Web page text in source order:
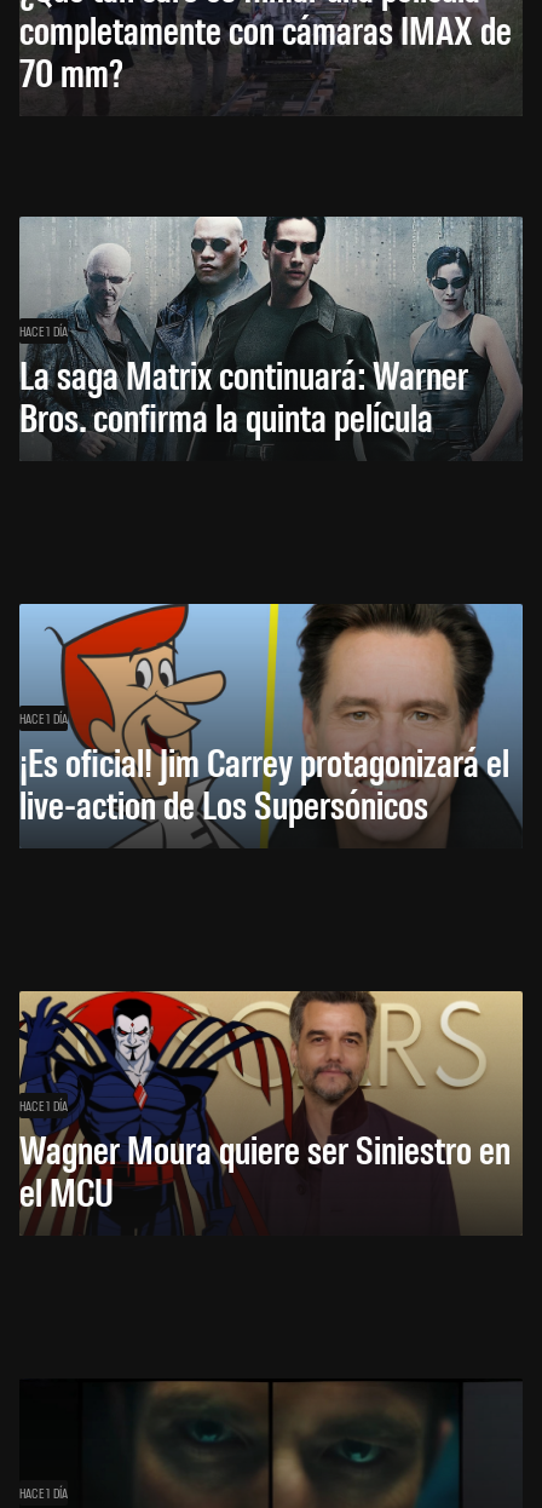
completamente con cámaras IMAX de
70 mm?
HACE 1 DÍA
La saga Matrix continuará: Warner
Bros. confirma la quinta película
HACE 1 DÍA
¡Es oficial! Jim Carrey protagonizará el
live-action de Los Supersónicos
HACE 1 DÍA
Wagner Moura quiere ser Siniestro en
el MCU
HACE 1 DÍA